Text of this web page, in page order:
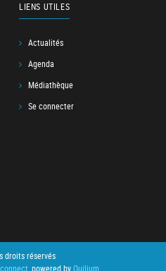
LIENS UTILES
Actualités
Agenda
Médiathèque
Se connecter
droits réservés
, powered byQuilium